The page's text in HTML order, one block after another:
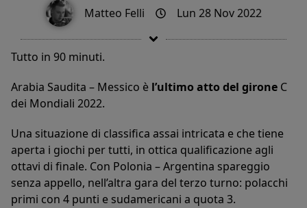
Matteo Felli Lun 28 Nov 2022
Tutto in 90 minuti.
Arabia Saudita – Messico è l’ultimo atto del girone C
dei Mondiali 2022.
Una situazione di classifica assai intricata e che tiene
aperta i giochi per tutti, in ottica qualificazione agli
ottavi di finale. Con Polonia – Argentina spareggio
senza appello, nell’altra gara del terzo turno: polacchi
primi con 4 punti e sudamericani a quota 3.